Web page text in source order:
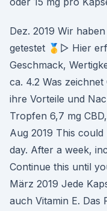
Dez. 2019 Wir
getestet 🥇▷ Hier
Geschmack,
ca. 4.2 Was
ihre Vorteile und
Tropfen 6,7 mg
Aug 2019 This
day. After a week,
Continue this until
März 2019 Jede
auch Vitamin E. Das